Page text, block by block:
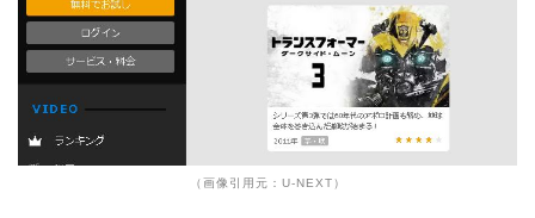
（画像引用元：U-NEXT）